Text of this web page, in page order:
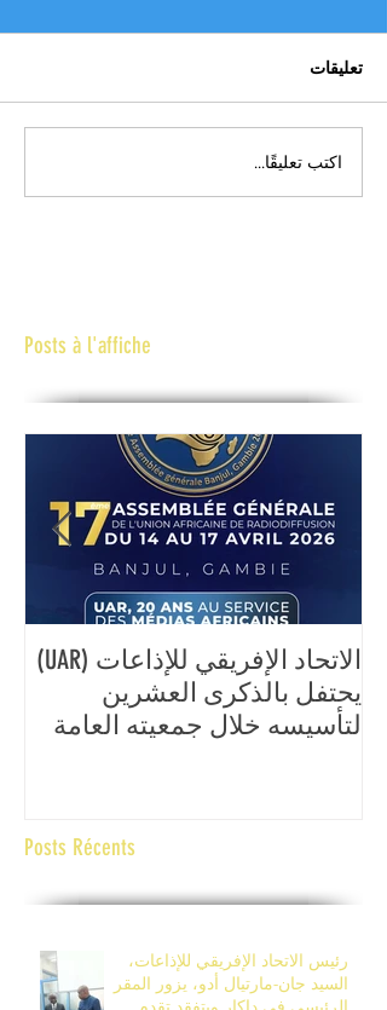
تعليقات
اكتب تعليقًا...
Posts à l'affiche
الاتحاد الإفريقي للإذاعات (UAR)
يحتفل بالذكرى العشرين
لتأسيسه خلال جمعيته العامة
Posts Récents
رئيس الاتحاد الإفريقي للإذاعات،
السيد جان-مارتيال أدو، يزور المقر
الرئيسي في داكار ويتفقد تقدم